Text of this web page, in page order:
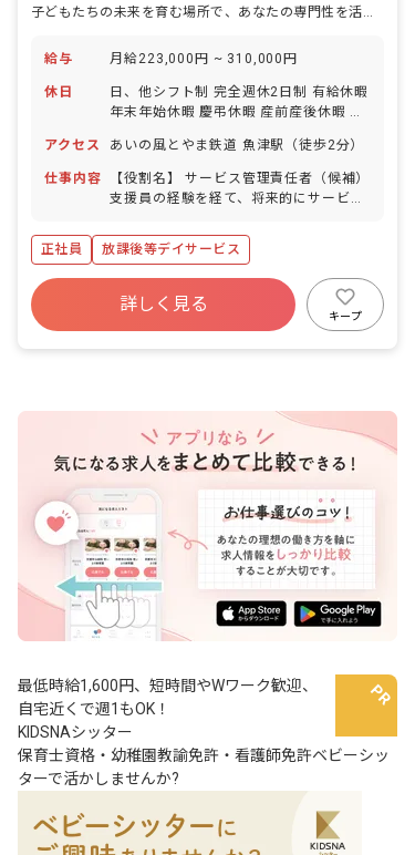
給与 月給223,000円 ~ 310,000円
休日
日、他シフト制 完全週休2日制 有給休暇
年末年始休暇 慶弔休暇 産前産後休暇 育
123日
アクセス あいの風とやま鉄道 魚津駅（徒歩2分）
仕事内容
【役割名】 サービス管理責任者（候補）
支援員の経験を経て、将来的にサービス
きます。 【業務】 まずは、支援員の業
務をお任せしたいと考えております。ご
経験を積んでいただき、将来的にはサー
ビス管理責任者としての業務を担ってい
ただく想定をしております。 ・障がいの
正社員 放課後等デイサービス
詳しく見る
キープ
最低時給1,600円、短時間やWワーク歓迎、
自宅近くで週1もOK！
KIDSNAシッター
保育士資格・幼稚園教諭免許・看護師免許ベビーシッ
ターで活かしませんか?